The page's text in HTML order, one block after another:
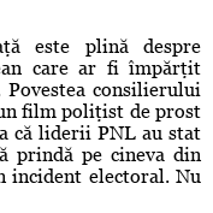
este plină despre
care ar fi împărţit
consilierului
film poliţist de prost
că liderii PNL au stat
prindă pe cineva din
incident electoral. Nu